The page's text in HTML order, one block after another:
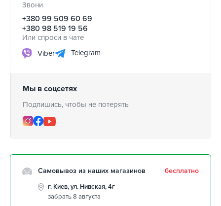
Звони
+380 99 509 60 69
+380 98 519 19 56
Или спроси в чате
Viber
Telegram
Мы в соцсетях
Подпишись, чтобы не потерять
Самовывоз из наших магазинов бесплатно
г. Киев, ул. Нивская, 4г
забрать 8 августа